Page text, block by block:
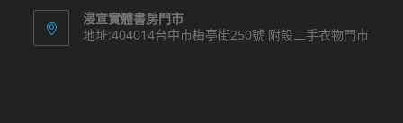
application
in
your
浸宣實體書房門市
地址:404014台中市梅亭街250號 附設二手衣物門市